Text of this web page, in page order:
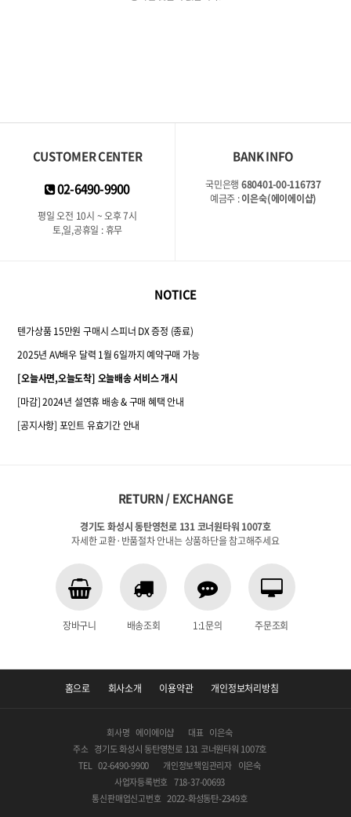
CUSTOMER CENTER
02-6490-9900
평일 오전 10시 ~ 오후 7시
토,일,공휴일 : 휴무
BANK INFO
국민은행 680401-00-116737
예금주 :이은숙(에이에이샵)
NOTICE
텐가상품 15만원 구매시 스피너 DX 증정 (종료)
2025년 AV배우 달력 1월 6일까지 예약구매 가능
[오늘사면,오늘도착] 오늘배송 서비스 개시
[마감] 2024년 설연휴 배송 & 구매 혜택 안내
[공지사항] 포인트 유효기간 안내
RETURN / EXCHANGE
경기도 화성시 동탄영천로 131 코너원타워 1007호
자세한 교환·반품절차 안내는 상품하단을 참고해주세요
장바구니 배송조회 1:1문의 주문조회
홈으로 회사소개 이용약관 개인정보처리방침
회사명 에이에이샵 대표 이은숙
주소 경기도 화성시 동탄영천로 131 코너원타워 1007호
TEL 02-6490-9900 개인정보책임관리자 이은숙
사업자등록번호 718-37-00693
통신판매업신고번호 2022-화성동탄-2349호